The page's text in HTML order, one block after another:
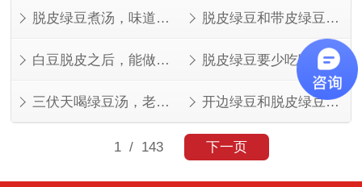
脱皮绿豆煮汤，味道其实不一样 脱皮绿豆和带皮绿豆，功效差在哪？
白豆脱皮之后，能做的菜比想象中多 脱皮绿豆要少吃吗？看人看量
三伏天喝绿豆汤，老一辈的讲究有道理 开边绿豆和脱皮绿豆，叫法不同，东西一样
1/ 143 下一页